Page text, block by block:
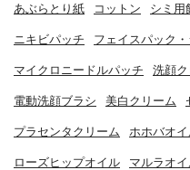
あぶらとり紙 コットン シミ用
ニキビパッチ フェイスパック
マイクロニードルパッチ 洗顔ク
電動洗顔ブラシ 美白クリーム
プラセンタクリーム ホホバオ
ローズヒップオイル マルラオ